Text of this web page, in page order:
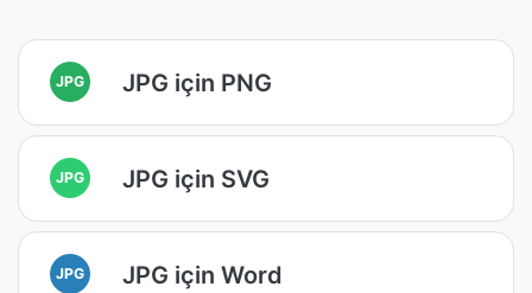
JPG JPG için PNG
JPG JPG için SVG
JPG JPG için Word